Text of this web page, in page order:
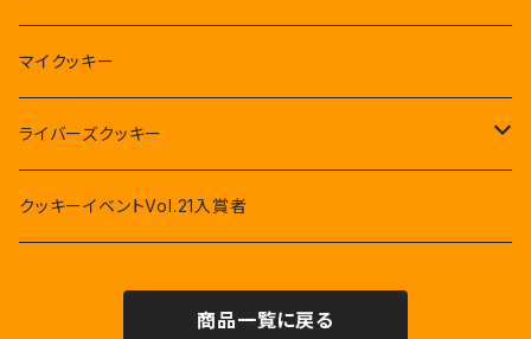
マイクッキー
ライバーズクッキー
星河眞緒
クッキーイベントVol.21入賞者
商品一覧に戻る